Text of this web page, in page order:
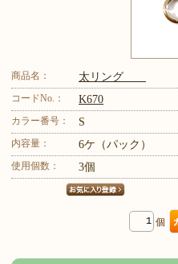
商品名： 太リング
コードNo.： K670
カラー番号： S
内容量： 6ケ（パック）
使用個数： 3個
個